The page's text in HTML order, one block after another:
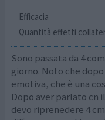
Efficacia
Quantità effetti
Sono passata da 4
giorno. Noto che
emotiva, che è una
Dopo aver parlato cn
devo riprenedere 4